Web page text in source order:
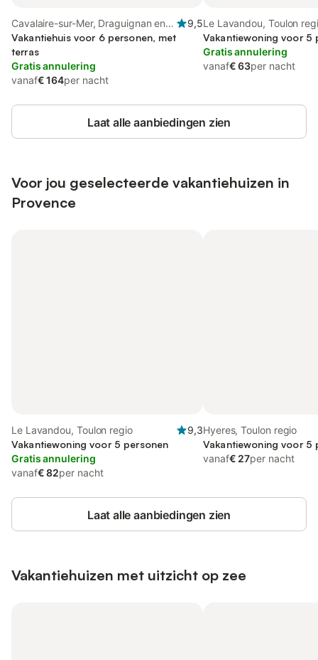
Cavalaire-sur-Mer, Draguignan en
omgeving
9,5
Vakantiehuis voor 6 personen, met
terras
Gratis annulering
vanaf€ 164per nacht
Le Lavandou, Toulon
Vakantiewoning voor 5
Gratis annulering
vanaf€ 63per nacht
Laat alle aanbiedingen zien
Voor jou geselecteerde vakantiehuizen in
Provence
Le Lavandou, Toulon regio
9,3
Vakantiewoning voor 5 personen
Gratis annulering
vanaf€ 82per nacht
Hyeres, Toulon regio
Vakantiewoning voor 5
vanaf€ 27per nacht
Laat alle aanbiedingen zien
Vakantiehuizen met uitzicht op zee